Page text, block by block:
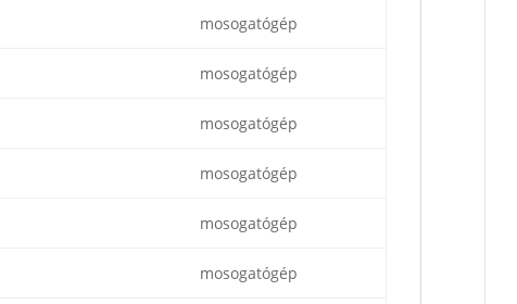
mosogatógép
mosogatógép
mosogatógép
mosogatógép
mosogatógép
mosogatógép